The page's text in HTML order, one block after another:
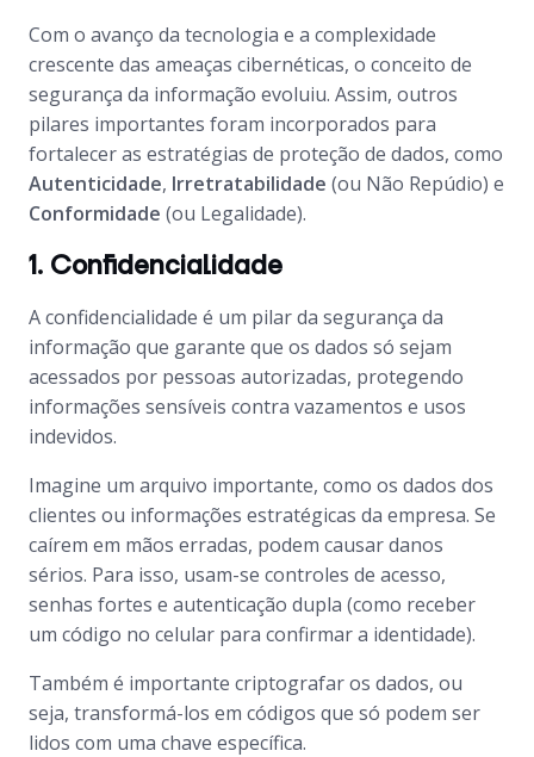
Com o avanço da tecnologia e a complexidade
crescente das ameaças cibernéticas, o conceito de
segurança da informação evoluiu. Assim, outros
pilares importantes foram incorporados para
fortalecer as estratégias de proteção de dados, como
Autenticidade, Irretratabilidade (ou Não Repúdio) e
Conformidade (ou Legalidade).
1. Confidencialidade
A confidencialidade é um pilar da segurança da
informação que garante que os dados só sejam
acessados por pessoas autorizadas, protegendo
informações sensíveis contra vazamentos e usos
indevidos.
Imagine um arquivo importante, como os dados dos
clientes ou informações estratégicas da empresa. Se
caírem em mãos erradas, podem causar danos
sérios. Para isso, usam-se controles de acesso,
senhas fortes e autenticação dupla (como receber
um código no celular para confirmar a identidade).
Também é importante criptografar os dados, ou
seja, transformá-los em códigos que só podem ser
lidos com uma chave específica.